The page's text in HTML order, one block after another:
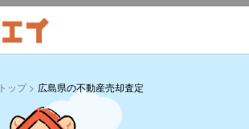
トップ 広島県の不動産売却査定